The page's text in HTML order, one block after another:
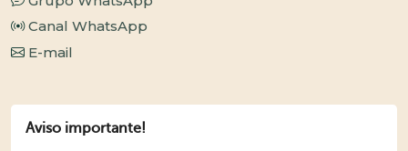
Canal WhatsApp
E-mail
Aviso importante!